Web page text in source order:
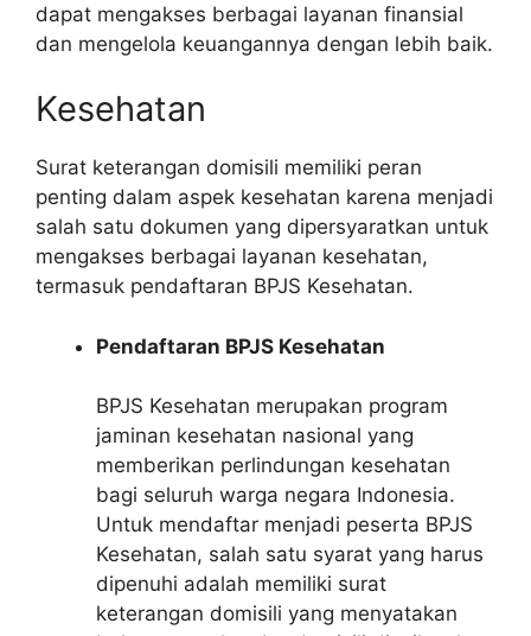
dapat mengakses berbagai layanan finansial
dan mengelola keuangannya dengan lebih baik.
Kesehatan
Surat keterangan domisili memiliki peran
penting dalam aspek kesehatan karena menjadi
salah satu dokumen yang dipersyaratkan untuk
mengakses berbagai layanan kesehatan,
termasuk pendaftaran BPJS Kesehatan.
Pendaftaran BPJS Kesehatan
BPJS Kesehatan merupakan program
jaminan kesehatan nasional yang
memberikan perlindungan kesehatan
bagi seluruh warga negara Indonesia.
Untuk mendaftar menjadi peserta BPJS
Kesehatan, salah satu syarat yang harus
dipenuhi adalah memiliki surat
keterangan domisili yang menyatakan